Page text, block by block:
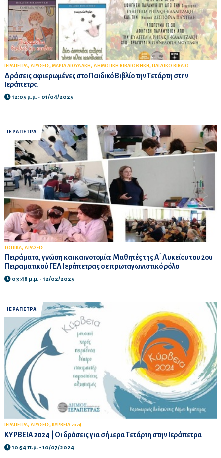
ΙΕΡΑΠΕΤΡΑ, ΔΡΑΣΕΙΣ, ΜΑΡΙΑ ΛΙΟΥΔΑΚΗ , ΔΗΜΟΤΙΚΗ ΒΙΒΛΙΟΘΗΚΗ , ΠΑΙΔΙΚΟ ΒΙΒΛΙΟ
Δράσεις αφιερωμένες στο Παιδικό Βιβλίο την Τετάρτη στην
Ιεράπετρα
12:05 μ.μ. - 01/04/2025
ΙΕΡΑΠΕΤΡΑ
ΤΟΠΙΚΑ, ΔΡΑΣΕΙΣ
Πειράματα, γνώση και καινοτομία: Μαθητές της Α ́ Λυκείου του 2ου
Πειραματικού ΓΕΛ Ιεράπετρας σε πρωταγωνιστικό ρόλο
03:48 μ.μ. - 12/02/2025
ΙΕΡΑΠΕΤΡΑ
ΙΕΡΑΠΕΤΡΑ, ΔΡΑΣΕΙΣ, ΚΥΡΒΕΙΑ 2024
ΚΥΡΒΕΙΑ 2024 | Οι δράσεις για σήμερα Τετάρτη στην Ιεράπετρα
10:54 π.μ. - 10/07/2024